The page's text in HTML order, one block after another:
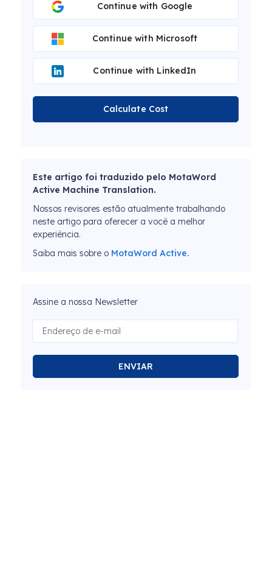
Continue with Google
Continue with Microsoft
Continue with LinkedIn
Calculate Cost
Este artigo foi traduzido pelo MotaWord
Active Machine Translation.
Nossos revisores estão atualmente trabalhando
neste artigo para oferecer a você a melhor
experiência.
Saiba mais sobre o MotaWord Active.
Assine a nossa Newsletter
ENVIAR